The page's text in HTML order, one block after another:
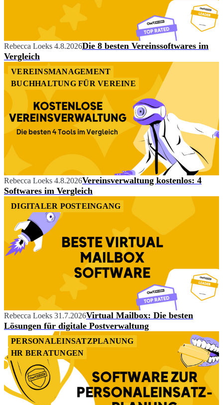
Rebecca Loeks 4.8.2026Die 8 besten Vereinssoftwares im
Vergleich
VEREINSMANAGEMENT
BUCHHALTUNG FÜR VEREINE
Rebecca Loeks 4.8.2026Vereinsverwaltung kostenlos: 4
Softwares im Vergleich
DIGITALER POSTEINGANG
Rebecca Loeks 31.7.2026Virtual Mailbox: Die besten
Lösungen für digitale Postverwaltung
PERSONALEINSATZPLANUNG
HR BERATUNGEN